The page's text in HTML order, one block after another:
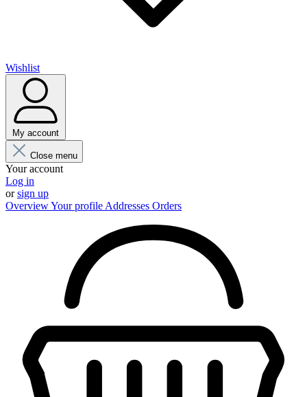
Wishlist
My account
Close menu
Your account
Log in
orsign up
OverviewYour profile Addresses Orders